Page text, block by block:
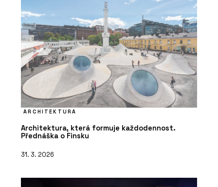
ARCHITEKTURA
Architektura, která formuje každodennost.
Přednáška o Finsku
31. 3. 2026